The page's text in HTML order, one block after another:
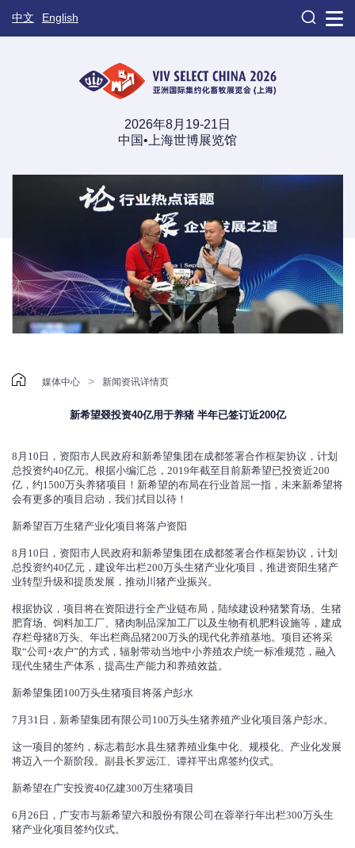
中文 English 
2026年8月19-21日
中国•上海世博展览馆
 媒体中心 > 新闻资讯详情页
新希望叕投资40亿用于养猪 半年已签订近200亿
8月10日，资阳市人民政府和新希望集团在成都签署合作框架协议，计划
总投资约40亿元。根据小编汇总，2019年截至目前新希望已投资近200
亿，约1500万头养猪项目！新希望的布局在行业首屈一指，未来新希望将
会有更多的项目启动，我们拭目以待！
新希望百万生猪产业化项目将落户资阳
8月10日，资阳市人民政府和新希望集团在成都签署合作框架协议，计划
总投资约40亿元，建设年出栏200万头生猪产业化项目，推进资阳生猪产
业转型升级和提质发展，推动川猪产业振兴。
根据协议，项目将在资阳进行全产业链布局，陆续建设种猪繁育场、生猪
肥育场、饲料加工厂、猪肉制品深加工厂以及生物有机肥料设施等，建成
存栏母猪8万头、年出栏商品猪200万头的现代化养殖基地。项目还将采
取“公司+农户”的方式，辐射带动当地中小养殖农户统一标准规范，融入
现代生猪生产体系，提高生产能力和养殖效益。
新希望集团100万头生猪项目将落户彭水
7月31日，新希望集团有限公司100万头生猪养殖产业化项目落户彭水。
这一项目的签约，标志着彭水县生猪养殖业集中化、规模化、产业化发展
将迈入一个新阶段。副县长罗远江、谭祥平出席签约仪式。
新希望在广安投资40亿建300万生猪项目
6月26日，广安市与新希望六和股份有限公司在蓉举行年出栏300万头生
猪产业化项目签约仪式。